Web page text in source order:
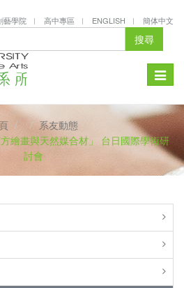
藝學院 高中專區 ENGLISH 簡体中文
搜尋
Toggle
系友動態
繪畫與天然媒合材」 台日國際學術研
討會